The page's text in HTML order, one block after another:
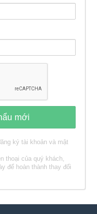
mới
ký tài khoản và mật
thoại của quý khách,
để hoàn thành thay đổi